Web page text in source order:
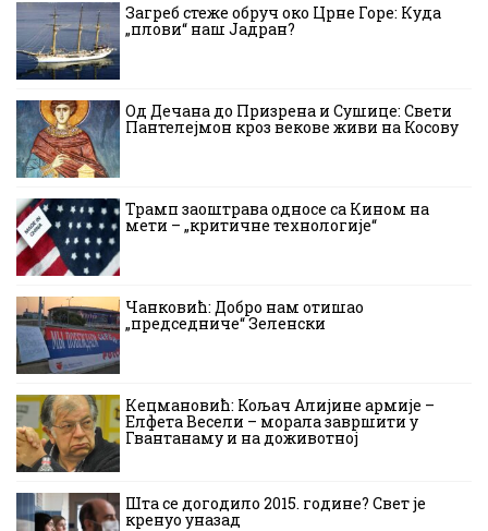
Загреб стеже обруч око Црне Горе: Куда
„плови“ наш Јадран?
Од Дечана до Призрена и Сушице: Свети
Пантелејмон кроз векове живи на Косову
Трамп заоштрава односе са Кином на
мети – „критичне технологије“
Чанковић: Добро нам отишао
„председниче“ Зеленски
Кецмановић: Кољач Алијине армије –
Елфета Весели – морала завршити у
Гвантанаму и на доживотној
Шта се догодило 2015. године? Свет је
кренуо уназад